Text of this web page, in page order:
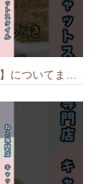
ねこちゃんの【ゲージの使い方】についてまとめました️🐱📝